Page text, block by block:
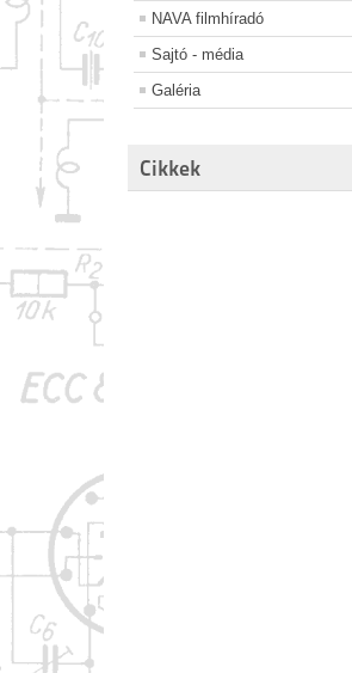
NAVA filmhíradó
Sajtó - média
Galéria
Cikkek